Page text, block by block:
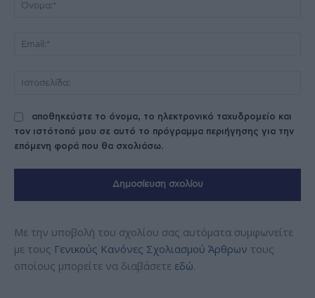
αποθηκεύστε το όνομα, το ηλεκτρονικό ταχυδρομείο και
τον ιστότοπό μου σε αυτό το πρόγραμμα περιήγησης για την
επόμενη φορά που θα σχολιάσω.
Με την υποβολή του σχολίου σας αυτόματα συμφωνείτε
με τους Γενικούς Κανόνες Σχολιασμού Άρθρων τους
οποίους μπορείτε να διαβάσετε εδώ.